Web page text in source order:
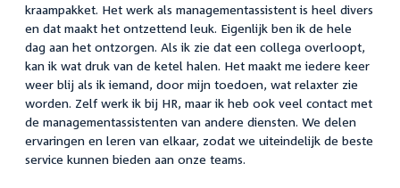
kraampakket. Het werk als managementassistent is heel divers
en dat maakt het ontzettend leuk. Eigenlijk ben ik de hele
dag aan het ontzorgen. Als ik zie dat een collega overloopt,
kan ik wat druk van de ketel halen. Het maakt me iedere keer
weer blij als ik iemand, door mijn toedoen, wat relaxter zie
worden. Zelf werk ik bij HR, maar ik heb ook veel contact met
de managementassistenten van andere diensten. We delen
ervaringen en leren van elkaar, zodat we uiteindelijk de beste
service kunnen bieden aan onze teams.